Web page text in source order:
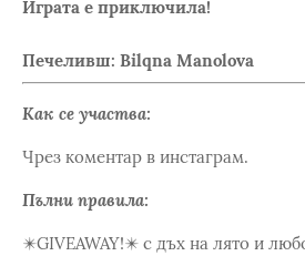
Играта е приключила!
Печеливш: Bilqna Manolova
Как се участва:
Чрез коментар в инстаграм.
Пълни правила:
✴️GIVEAWAY!✴️ с дъх на лято и